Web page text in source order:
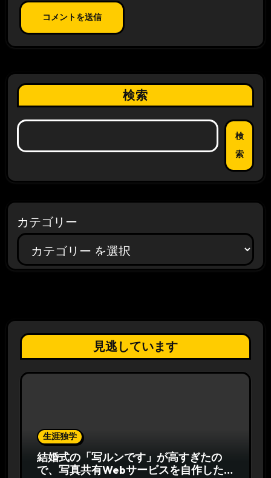
検索
検
索
カテゴリー
見逃しています
生涯独学
結婚式の「写ルンです」が高すぎたの
で、写真共有Webサービスを自作した